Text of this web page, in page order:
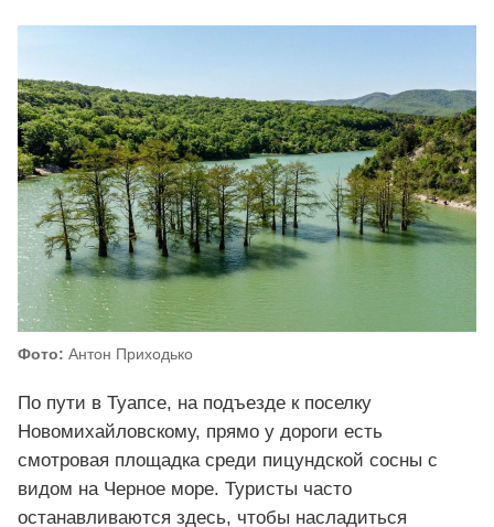
Фото: Антон Приходько
По пути в Туапсе, на подъезде к поселку
Новомихайловскому, прямо у дороги есть
смотровая площадка среди пицундской сосны с
видом на Черное море. Туристы часто
останавливаются здесь, чтобы насладиться